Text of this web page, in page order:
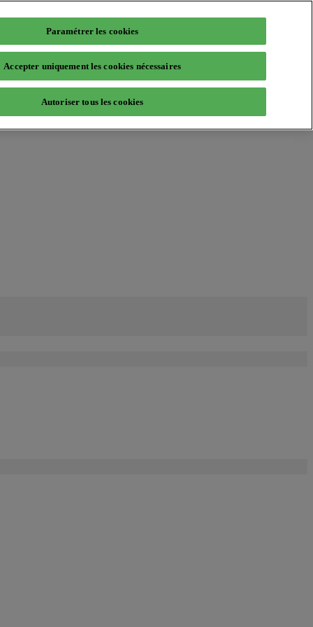
Paramétrer les cookies
Accepter uniquement les cookies nécessaires
Autoriser tous les cookies